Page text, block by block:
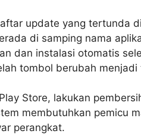
update yang tertunda
di samping nama
dan instalasi otomatis
tombol berubah
Store, lakukan
membutuhkan pemicu
perangkat.